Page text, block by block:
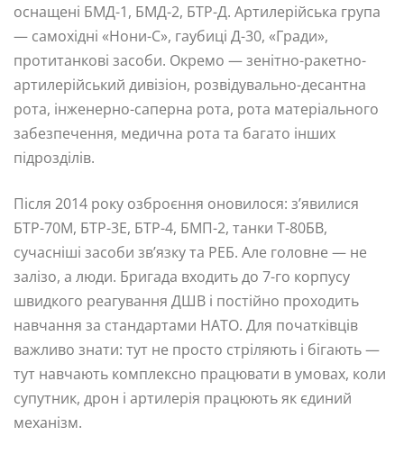
оснащені БМД-1, БМД-2, БТР-Д. Артилерійська група
— самохідні «Нони-С», гаубиці Д-30, «Гради»,
протитанкові засоби. Окремо — зенітно-ракетно-
артилерійський дивізіон, розвідувально-десантна
рота, інженерно-саперна рота, рота матеріального
забезпечення, медична рота та багато інших
підрозділів.
Після 2014 року озброєння оновилося: з’явилися
БТР-70М, БТР-3Е, БТР-4, БМП-2, танки Т-80БВ,
сучасніші засоби зв’язку та РЕБ. Але головне — не
залізо, а люди. Бригада входить до 7-го корпусу
швидкого реагування ДШВ і постійно проходить
навчання за стандартами НАТО. Для початківців
важливо знати: тут не просто стріляють і бігають —
тут навчають комплексно працювати в умовах, коли
супутник, дрон і артилерія працюють як єдиний
механізм.